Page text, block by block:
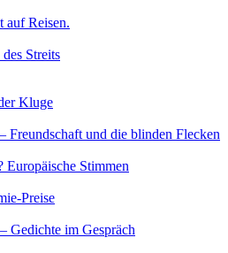
auf Reisen.
Streits
Kluge
Freundschaft und die blinden Flecken
Europäische Stimmen
Preise
Gedichte im Gespräch